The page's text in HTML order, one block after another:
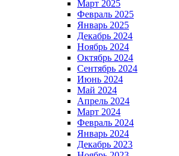
Март 2025
Февраль 2025
Январь 2025
Декабрь 2024
Ноябрь 2024
Октябрь 2024
Сентябрь 2024
Июнь 2024
Май 2024
Апрель 2024
Март 2024
Февраль 2024
Январь 2024
Декабрь 2023